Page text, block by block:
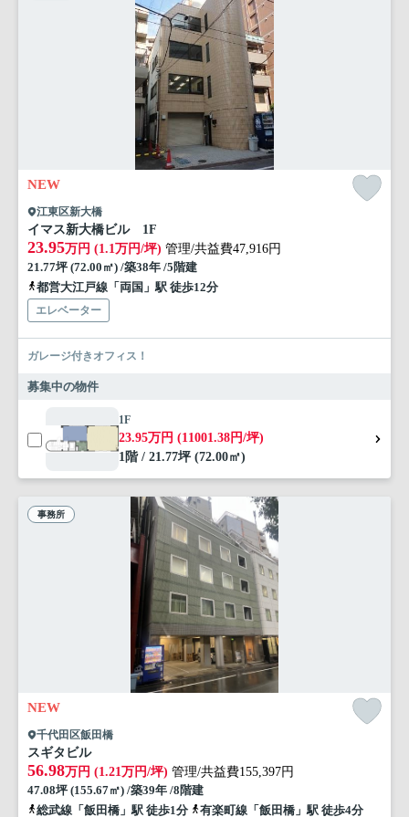
NEW
江東区新大橋
イマス新大橋ビル 1F
23.95万円 (1.1万円/坪) 管理/共益費47,916円
21.77坪 (72.00㎡) /築38年 /5階建
都営大江戸線「両国」駅 徒歩12分
エレベーター
ガレージ付きオフィス！
募集中の物件
1F
23.95万円 (11001.38円/坪)
1階 / 21.77坪 (72.00㎡)
事務所
NEW
千代田区飯田橋
スギタビル
56.98万円 (1.21万円/坪) 管理/共益費155,397円
47.08坪 (155.67㎡) /築39年 /8階建
総武線「飯田橋」駅 徒歩1分
有楽町線「飯田橋」駅 徒歩4分